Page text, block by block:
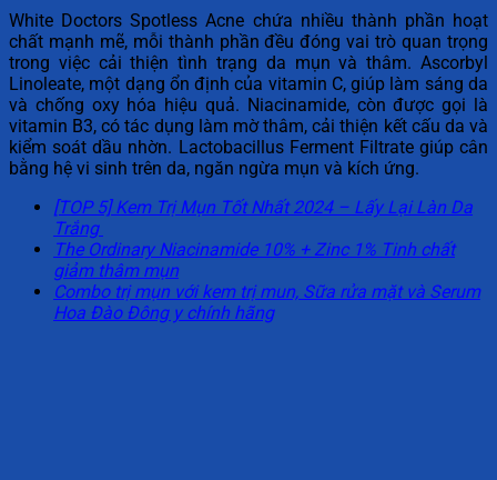
White Doctors Spotless Acne chứa nhiều thành phần hoạt
chất mạnh mẽ, mỗi thành phần đều đóng vai trò quan trọng
trong việc cải thiện tình trạng da mụn và thâm. Ascorbyl
Linoleate, một dạng ổn định của vitamin C, giúp làm sáng da
và chống oxy hóa hiệu quả. Niacinamide, còn được gọi là
vitamin B3, có tác dụng làm mờ thâm, cải thiện kết cấu da và
kiểm soát dầu nhờn. Lactobacillus Ferment Filtrate giúp cân
bằng hệ vi sinh trên da, ngăn ngừa mụn và kích ứng.
[TOP 5] Kem Trị Mụn Tốt Nhất 2024 – Lấy Lại Làn Da
Trắng
The Ordinary Niacinamide 10% + Zinc 1% Tinh chất
giảm thâm mụn
Combo trị mụn với kem trị mun, Sữa rửa mặt và Serum
Hoa Đào Đông y chính hãng